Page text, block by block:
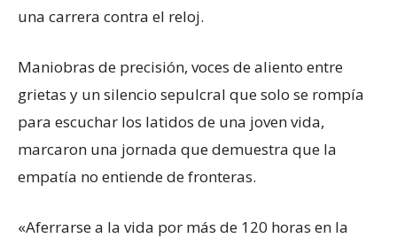
una carrera contra el reloj.
Maniobras de precisión, voces de aliento entre
grietas y un silencio sepulcral que solo se rompía
para escuchar los latidos de una joven vida,
marcaron una jornada que demuestra que la
empatía no entiende de fronteras.
«Aferrarse a la vida por más de 120 horas en la